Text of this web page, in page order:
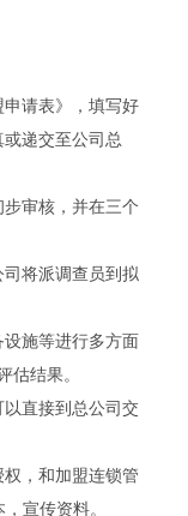
关
请表》，填写好
递交至公司总
审核，并在三个
将派调查员到拟
施等进行多方面
估结果。
直接到总公司交
，和加盟连锁管
宣传资料。